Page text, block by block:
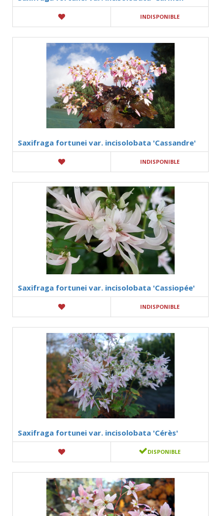
INDISPONIBLE
Saxifraga fortunei var. incisolobata 'Cassandre'
INDISPONIBLE
Saxifraga fortunei var. incisolobata 'Cassiopée'
INDISPONIBLE
Saxifraga fortunei var. incisolobata 'Cérès'
DISPONIBLE